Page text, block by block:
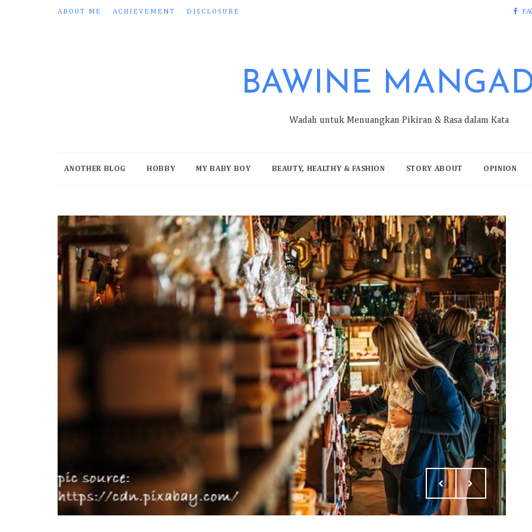
ABOUT ME ACHIEVEMENT DISCLOSURE
BAWINE
Wadah untuk Menuangkan Pikiran & Rasa dalam Kata
ANOTHER BLOG HOBBY MY BABY BOY BEAUTY, HEALTHY & FASHION STORY ABOUT OPINION